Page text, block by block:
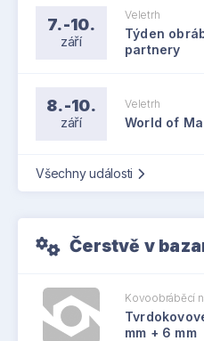
7.-10.
září
Veletrh
Týden
partnery
8.-10.
září
Veletrh
World of
Všechny události
Čerstvě v
Kovoobráběcí
mm + 6 mm